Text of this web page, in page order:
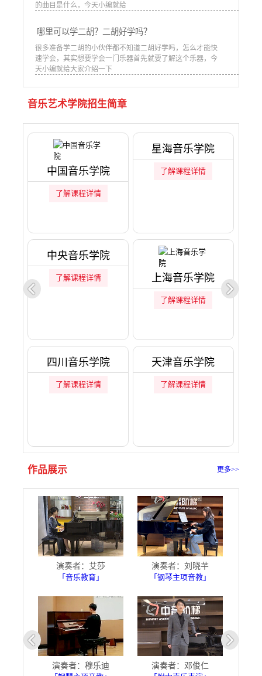
的曲目是什么，今天小编就给
哪里可以学二胡？二胡好学吗？
很多准备学二胡的小伙伴都不知道二胡好学吗，怎么才能快
速学会，其实想要学会一门乐器首先就要了解这个乐器，今
天小编就给大家介绍一下
音乐艺术学院招生简章
中国音乐学院
了解课程详情
星海音乐学院
了解课程详情
中央音乐学院
了解课程详情 上海音乐学院
了解课程详情
四川音乐学院
了解课程详情
天津音乐学院
了解课程详情
作品展示 更多>>
演奏者：艾莎
「音乐教育」
演奏者：刘晓芊
「钢琴主项音教」
演奏者：穆乐迪
演奏者：邓俊仁